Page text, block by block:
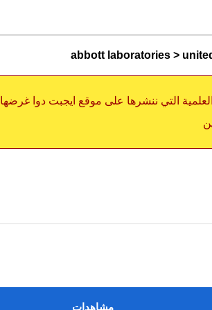
abbott laboratories >
التي ننشرها على موقع ايجبت دوا غرضها
مشاهدات